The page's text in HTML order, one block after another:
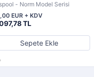
- Norm Model Serisi
TL
EUR + KDV
Sepete Ekle